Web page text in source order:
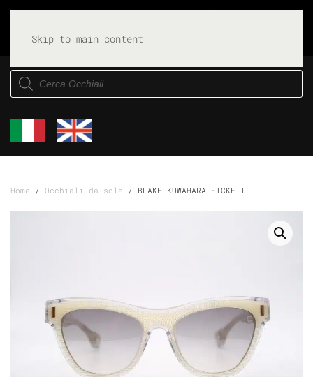
Skip to main content
Products
search
Home / Occhiali da sole / BLAKE KUWAHARA FICKETT